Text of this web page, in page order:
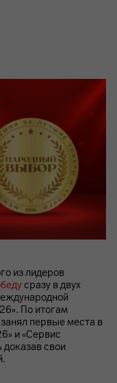
из лидеров
сразу в двух
По итогам
первые места в
и «Сервис
свои